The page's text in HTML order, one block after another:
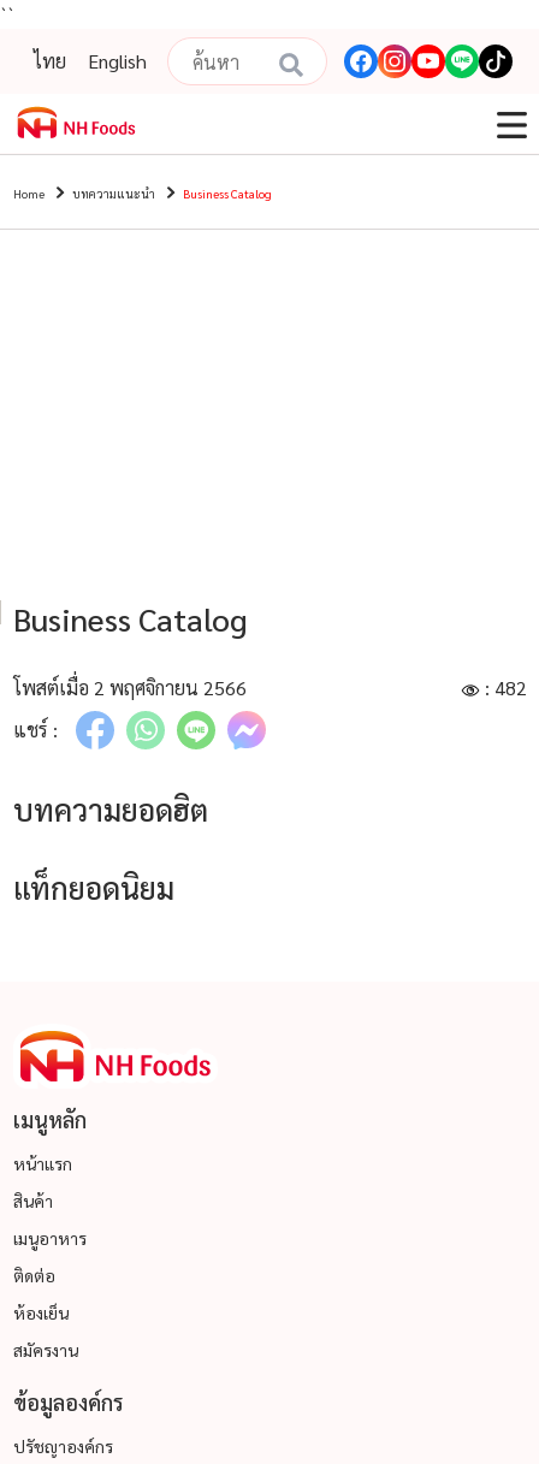
``
ไทย
English
Home บทความแนะนํา Business Catalog
Business Catalog
โพสต์เมื่อ 2 พฤศจิกายน 2566
: 482
แชร์ :
บทความยอดฮิต
แท็กยอดนิยม
เมนูหลัก
หน้าแรก
สินค้า
เมนูอาหาร
ติดต่อ
ห้องเย็น
สมัครงาน
ข้อมูลองค์กร
ปรัชญาองค์กร